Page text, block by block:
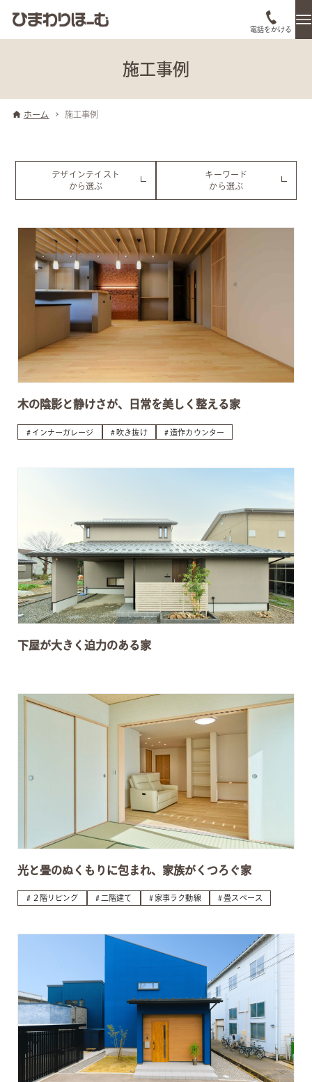
電話をかける
施工事例
ホーム 施工事例
デザインテイスト
から選ぶ
キーワード
から選ぶ
木の陰影と静けさが、日常を美しく整える家
インナーガレージ 吹き抜け 造作カウンター
下屋が大きく迫力のある家
光と畳のぬくもりに包まれ、家族がくつろぐ家
２階リビング 二階建て 家事ラク動線 畳スペース